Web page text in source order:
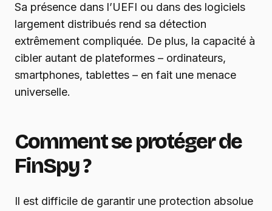
Sa présence dans l’UEFI ou dans des logiciels
largement distribués rend sa détection
extrêmement compliquée. De plus, la capacité à
cibler autant de plateformes – ordinateurs,
smartphones, tablettes – en fait une menace
universelle.
Comment se protéger de
FinSpy ?
Il est difficile de garantir une protection absolue